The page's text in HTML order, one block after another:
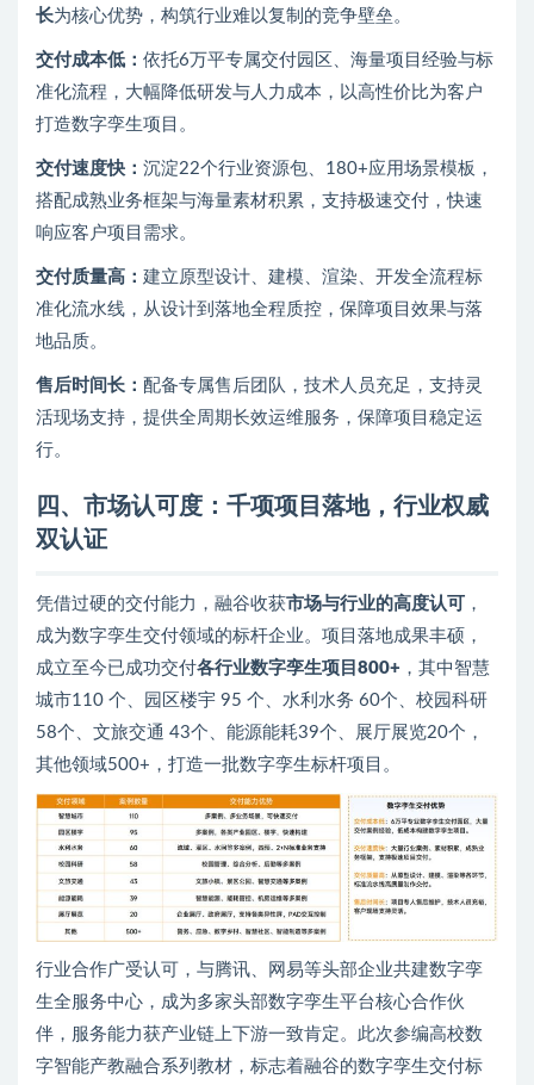
长为核心优势，构筑行业难以复制的竞争壁垒。
交付成本低： 依托6万平专属交付园区、海量项目经验与标
准化流程，大幅降低研发与人力成本，以高性价比为客户
打造数字孪生项目。
交付速度快： 沉淀22个行业资源包、180+应用场景模板，
搭配成熟业务框架与海量素材积累，支持极速交付，快速
响应客户项目需求。
交付质量高： 建立原型设计、建模、渲染、开发全流程标
准化流水线，从设计到落地全程质控，保障项目效果与落
地品质。
售后时间长： 配备专属售后团队，技术人员充足，支持灵
活现场支持，提供全周期长效运维服务，保障项目稳定运
行。
四、市场认可度：千项项目落地，行业权威
双认证
凭借过硬的交付能力，融谷收获市场与行业的高度认可
，
成为数字孪生交付领域的标杆企业。项目落地成果丰硕，
成立至今已成功交付各行业数字孪生项目800+ ，其中智慧
城市110 个、园区楼宇 95 个、水利水务 60个、校园科研
58个、文旅交通 43个、能源能耗39个、展厅展览20个，
其他领域500+，打造一批数字孪生标杆项目。
行业合作广受认可，与腾讯、网易等头部企业共建数字孪
生全服务中心，成为多家头部数字孪生平台核心合作伙
伴，服务能力获产业链上下游一致肯定。此次参编高校数
字智能产教融合系列教材，标志着融谷的数字孪生交付标